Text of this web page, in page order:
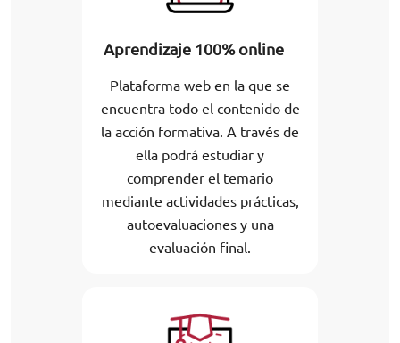
Aprendizaje 100% online
Plataforma web en la que se
encuentra todo el contenido de
la acción formativa. A través de
ella podrá estudiar y
comprender el temario
mediante actividades prácticas,
autoevaluaciones y una
evaluación final.